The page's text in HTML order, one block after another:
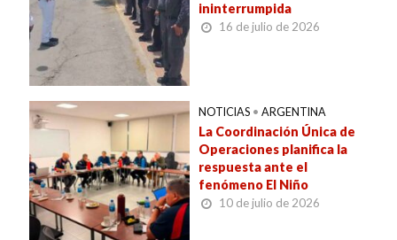
ininterrumpida
16 de julio de 2026
NOTICIAS • ARGENTINA
La Coordinación Única de
Operaciones planifica la
respuesta ante el
fenómeno El Niño
10 de julio de 2026